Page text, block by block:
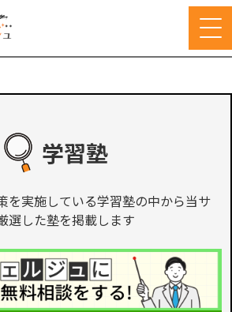
学習塾
を実施している学習塾の中から当サ
選した塾を掲載します